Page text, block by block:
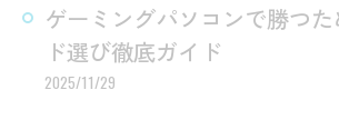
ゲーミングパソコンで勝つ
ド選び徹底ガイド
2025/11/29